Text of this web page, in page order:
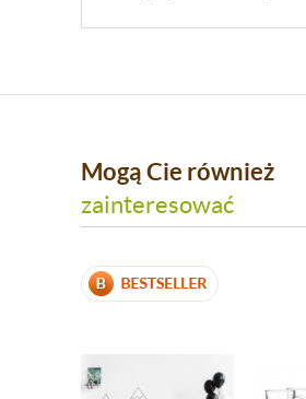
Mogą Cie również
zainteresować